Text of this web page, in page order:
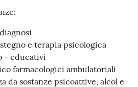
e terapia psicologica
- educativi
farmacologici ambulatoriali
da sostanze psicoattive, alcol e